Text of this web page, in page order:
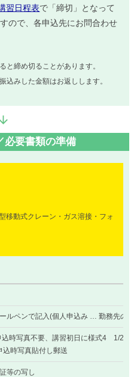
習日程表で「締切」となって
ので、各申込先にお問合わせ
と締め切ることがあります。
込みした金額はお返しします。
必要書類の準備
移動式クレーン・ガス溶接・フォ
ルペンで記入(個人申込み … 勤務先の記
込時写真不要、講習初日に様式4 1/2へ
時写真貼付し郵送
等の写し